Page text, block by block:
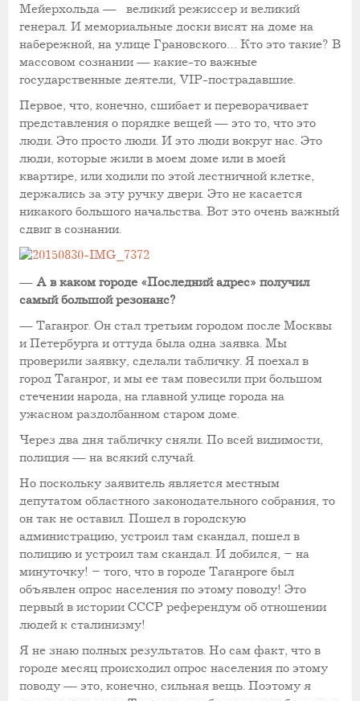
Мейерхольда — великий режиссер и великий
генерал. И мемориальные доски висят на доме на
набережной, на улице Грановского… Кто это такие? В
массовом сознании — какие-то важные
государственные деятели, VIP-пострадавшие.
Первое, что, конечно, сшибает и переворачивает
представления о порядке вещей — это то, что это
люди. Это просто люди. И это люди вокруг нас. Это
люди, которые жили в моем доме или в моей
квартире, или ходили по этой лестничной клетке,
держались за эту ручку двери. Это не касается
никакого большого начальства. Вот это очень важный
сдвиг в сознании.
— А в каком городе «Последний адрес» получил
самый большой резонанс?
— Таганрог. Он стал третьим городом после Москвы
и Петербурга и оттуда была одна заявка. Мы
проверили заявку, сделали табличку. Я поехал в
город Таганрог, и мы ее там повесили при большом
стечении народа, на главной улице города на
ужасном раздолбанном старом доме.
Через два дня табличку сняли. По всей видимости,
полиция — на всякий случай.
Но поскольку заявитель является местным
депутатом областного законодательного собрания, то
он так не оставил. Пошел в городскую
администрацию, устроил там скандал, пошел в
полицию и устроил там скандал. И добился, – на
минуточку! – того, что в городе Таганроге был
объявлен опрос населения по этому поводу! Это
первый в истории СССР референдум об отношении
людей к сталинизму!
Я не знаю полных результатов. Но сам факт, что в
городе месяц происходил опрос населения по этому
поводу — это, конечно, сильная вещь. Поэтому я